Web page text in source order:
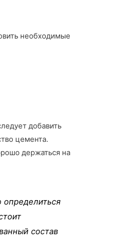
необходимые
добавить
цемента.
держаться на
состав